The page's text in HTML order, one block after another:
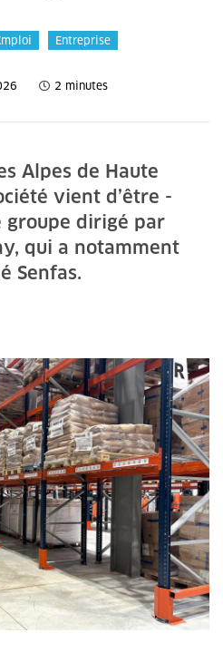
Entreprise
2 minutes
Alpes de Haute
vient d’être
groupe dirigé par
qui a­ notamment
Senfas.